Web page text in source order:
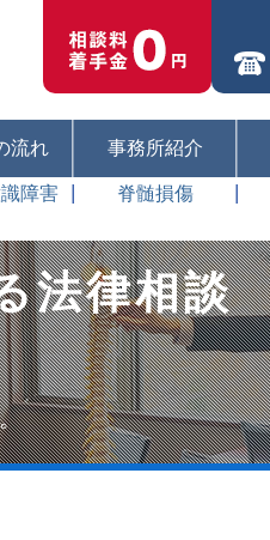
流れ 事務所紹介
障害 脊髄損傷
法律相談